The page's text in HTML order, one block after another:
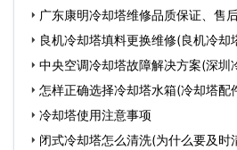
广东康明冷却塔维修品质保证、售
良机冷却塔填料更换维修(良机冷
中央空调冷却塔故障解决方案(深
怎样正确选择冷却塔水箱(冷却塔
冷却塔使用注意事项
闭式冷却塔怎么清洗(为什么要及